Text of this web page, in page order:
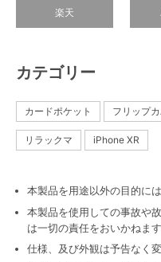
楽天
カテゴリー
カードポケット フリップ
リラックマ iPhone XR
本製品を用途以外の目的に
本製品を使用しての事故や
は一切の責任をおいかねま
仕様、及び外観は予告なく